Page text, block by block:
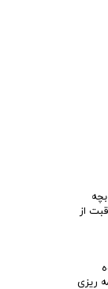
از
ریزی